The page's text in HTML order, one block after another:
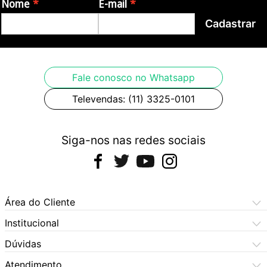
Imagens meramente ilustrativas.
Nome E-mail
Cadastrar
Fale conosco no Whatsapp
Televendas: (11) 3325-0101
Siga-nos nas redes sociais
Área do Cliente
Meus Pedidos
Meus Dados
Institucional
Central de Atendimento
Dúvidas Frequentes
Dúvidas
Como Comprar